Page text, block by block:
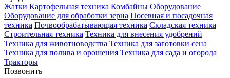
Жатки Картофельная техника Комбайны Оборудование
Оборудование для обработки зерна Посевная и посадочная
техника Почвообрабатывающая техника Складская техника
Строительная техника Техника для внесения удобрений
Техника для животноводства Техника для заготовки сена
Техника для полива и орошения Техника для сада и огорода
Тракторы
Позвонить